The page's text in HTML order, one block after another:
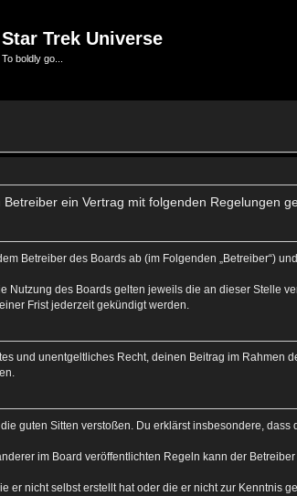
Star Trek Universe
To boldly go...
ein Vertrag mit folgenden Regelungen
Betreiber des Boards ab (im Folgenden „Betreiber“)
Nutzung des Boards gelten jeweils die an dieser Stelle
Frist jederzeit gekündigt werden.
und unentgeltliches Recht, deinen Beitrag im Rahmen
guten Sitten verstoßen. Du erklärst insbesondere,
im Board veröffentlichten Regeln kann der
nicht selbst erstellt hat oder die er nicht zur Kenntnis